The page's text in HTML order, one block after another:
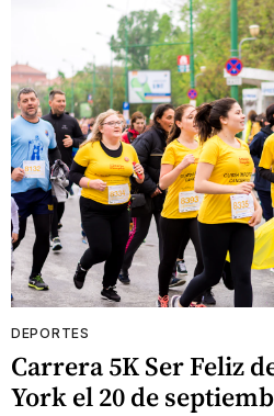
DEPORTES
Carrera 5K Ser Feliz
York el 20 de